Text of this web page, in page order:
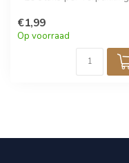
€1,99
Op voorraad